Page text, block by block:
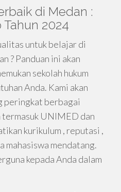
di Medan :
2024
untuk belajar di
? Panduan ini akan
sekolah hukum
Anda. Kami akan
peringkat berbagai
UNIMED dan
kurikulum , reputasi ,
mahasiswa mendatang.
kepada Anda dalam